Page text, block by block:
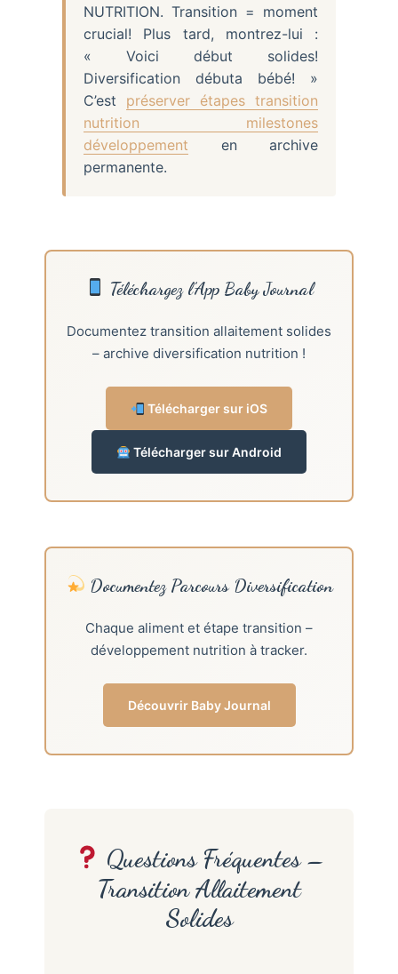
NUTRITION. Transition = moment
crucial! Plus tard, montrez-lui :
« Voici début solides!
Diversification débuta bébé! »
C’est préserver étapes transition
nutrition milestones
développement en archive
permanente.
Téléchargez l’App Baby Journal
Documentez transition allaitement solides
– archive diversification nutrition !
Télécharger sur iOS
Télécharger sur Android
Documentez Parcours Diversification
Chaque aliment et étape transition –
développement nutrition à tracker.
Découvrir Baby Journal
Questions Fréquentes –
Transition Allaitement
Solides